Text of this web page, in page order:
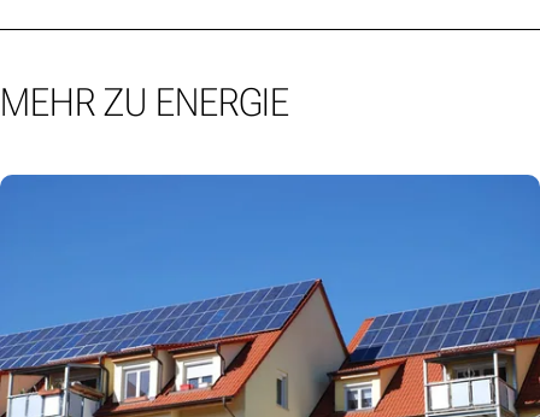
MEHR ZU ENERGIE